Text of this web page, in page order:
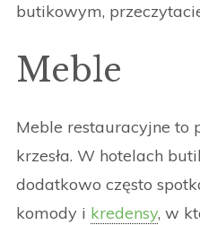
butikowym,
Meble
Meble restauracyjne to
krzesła. W hotelach
dodatkowo często
komody i kredensy, w